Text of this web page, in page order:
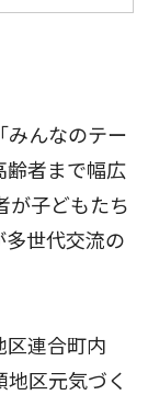
んなのテー
齢者まで幅広
が子どもたち
多世代交流の
連合町内
区元気づく